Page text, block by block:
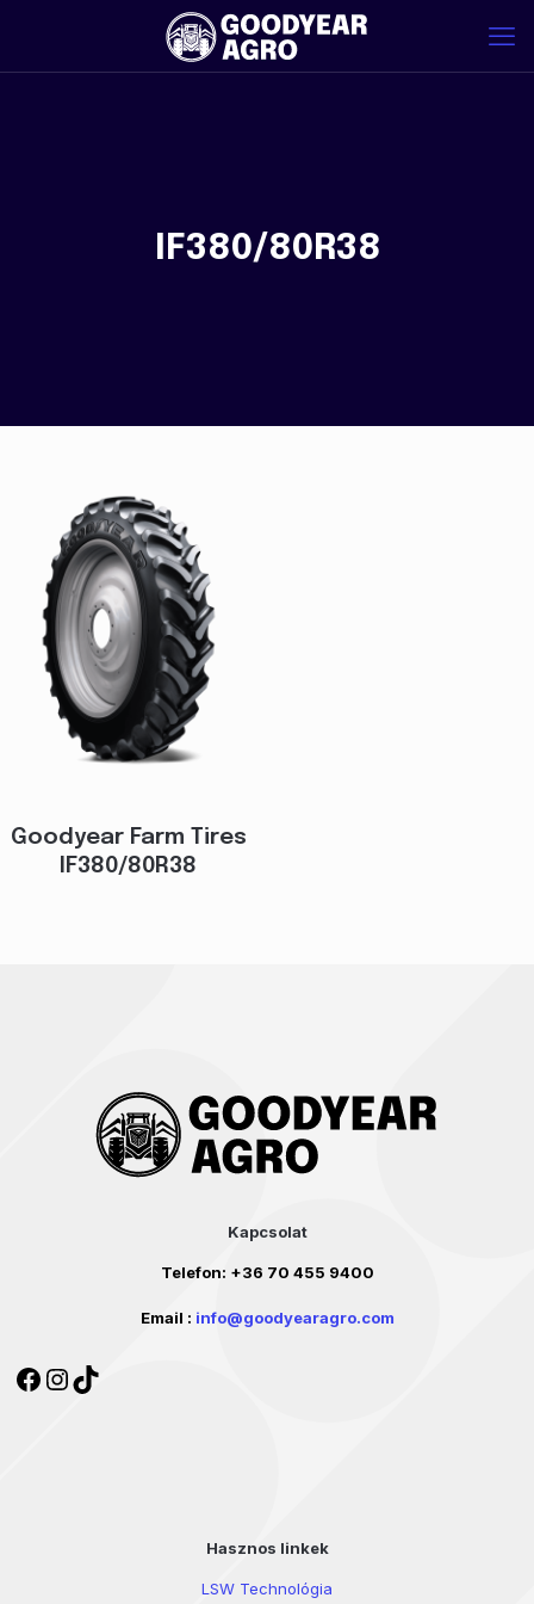
IF380/80R38
Goodyear Farm Tires
IF380/80R38
Kapcsolat
Telefon: +36 70 455 9400
Email : info@goodyearagro.com
Facebook
Instagram
TikTok
Hasznos linkek
LSW Technológia